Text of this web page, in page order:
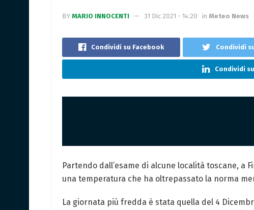
BY MARIO INNOCENTI 31 Dic 2021 - 14:20 in Meteo News
Condividi su Facebook Condividi
Condividi
Partendo dall’esame di alcune località toscane, a
una temperatura che ha oltrepassato la norma
La giornata più fredda è stata quella del 4